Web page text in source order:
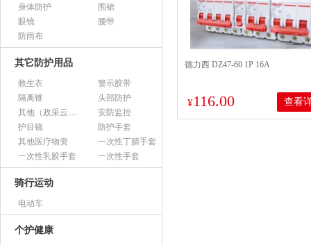
身体防护
围裙
眼镜
腰带
防雨布
其它防护用品
救生衣
警示胶带
隔离锥
头部防护
其他（政采云上架用）
安防监控
护目镜
防护手套
其他医疗物资
一次性丁腈手套
一次性乳胶手套
一次性手套
骑行运动
电动车
个护健康
德力西 DZ47-60 1P 16A
¥116.00 查看